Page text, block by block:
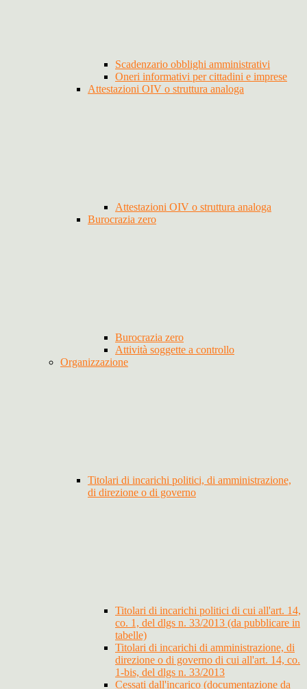
Scadenzario obblighi amministrativi
Oneri informativi per cittadini e imprese
Attestazioni OIV o struttura analoga
Attestazioni OIV o struttura analoga
Burocrazia zero
Burocrazia zero
Attività soggette a controllo
Organizzazione
Titolari di incarichi politici, di amministrazione,
di direzione o di governo
Titolari di incarichi politici di cui all'art. 14,
co. 1, del dlgs n. 33/2013 (da pubblicare in
tabelle)
Titolari di incarichi di amministrazione, di
direzione o di governo di cui all'art. 14, co.
1-bis, del dlgs n. 33/2013
Cessati dall'incarico (documentazione da